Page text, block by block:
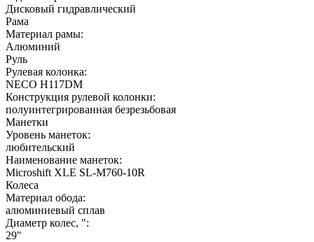
Дисковый гидравлический
Рама
Материал рамы:
Алюминий
Руль
Рулевая колонка:
NECO H117DM
Конструкция рулевой колонки:
полуинтегрированная безрезьбовая
Манетки
Уровень манеток:
любительский
Наименование манеток:
Microshift XLE SL-M760-10R
Колеса
Материал обода:
алюминиевый сплав
Диаметр колес, ":
29"